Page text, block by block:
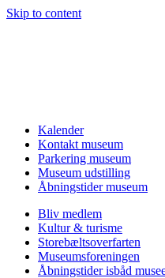
Skip to content
Kalender
Kontakt museum
Parkering museum
Museum udstilling
Åbningstider museum
Bliv medlem
Kultur & turisme
Storebæltsoverfarten
Museumsforeningen
Åbningstider isbåd